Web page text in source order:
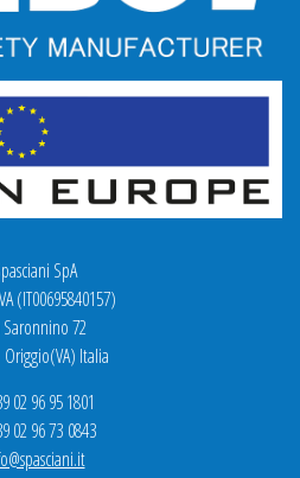
SpA
(IT00695840157)
Saronnino 72
Italia
02 96 95 1801
02 96 73 0843